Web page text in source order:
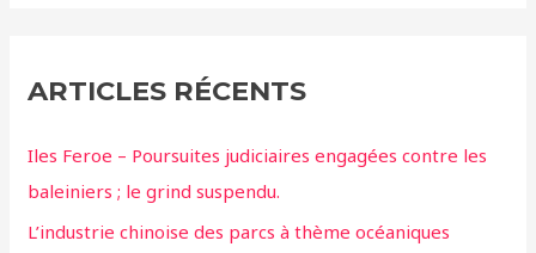
ARTICLES RÉCENTS
Iles Feroe – Poursuites judiciaires engagées contre les
baleiniers ; le grind suspendu.
L’industrie chinoise des parcs à thème océaniques